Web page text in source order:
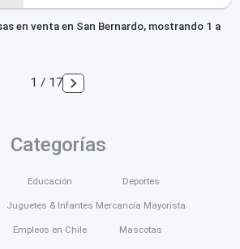
en venta en San Bernardo, mostrando 1 a
1 / 17
Categorías
Educación
Juguetes & Infantes
Empleos en Chile
Deportes
Mercancía Mayorista
Mascotas